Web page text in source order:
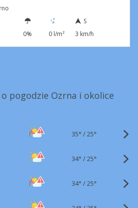
0% 0 l/m²
S
3 km/h
pogodzie Ozrna i okolice
35° /25°
34° /25°
34° /25°